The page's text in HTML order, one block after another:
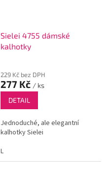
Sielei 4755 dámské
kalhotky
229 Kč bez DPH
277 Kč / ks
DETAIL
Jednoduché, ale elegantní
kalhotky Sielei
L